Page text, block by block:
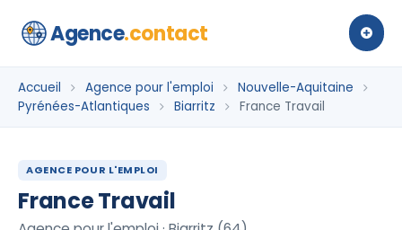
Agence.contact
Accueil Agence pour l'emploi
Nouvelle-Aquitaine
Pyrénées-Atlantiques
Biarritz France Travail
AGENCE POUR L'EMPLOI
France Travail